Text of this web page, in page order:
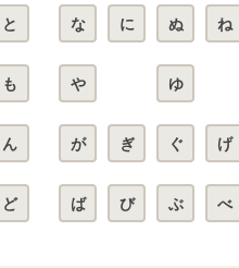
と な に ぬ ね
も や ゆ
ん が ぎ ぐ げ
ど ば び ぶ べ